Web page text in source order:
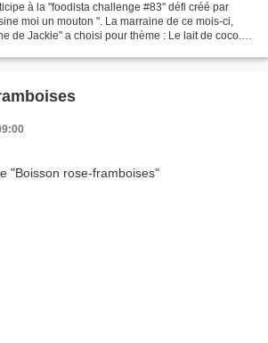
à la "foodista challenge #83" défi créé par
moi un mouton ". La marraine de ce mois-ci,
de Jackie" a choisi pour thème : Le lait de coco.